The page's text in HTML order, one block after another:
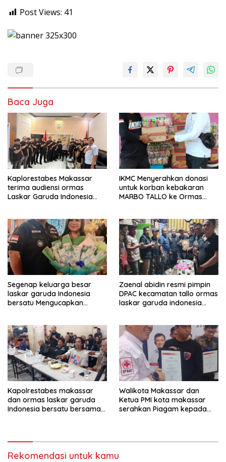
Post Views: 41
Baca Juga
Kaplorestabes Makassar
terima audiensi ormas
Laskar Garuda Indonesia
IKMC Menyerahkan donasi
untuk korban kebakaran
MARBO TALLO ke Ormas
Segenap keluarga besar
laskar garuda Indonesia
bersatu Mengucapkan
(Andi Sumarni).
Zaenal abidin resmi pimpin
DPAC kecamatan tallo ormas
laskar garuda indonesia
Kapolrestabes makassar
dan ormas laskar garuda
Indonesia bersatu bersama
kota makassar.
Walikota Makassar dan
Ketua PMI kota makassar
serahkan Piagam kepada
Rekomendasi untuk kamu